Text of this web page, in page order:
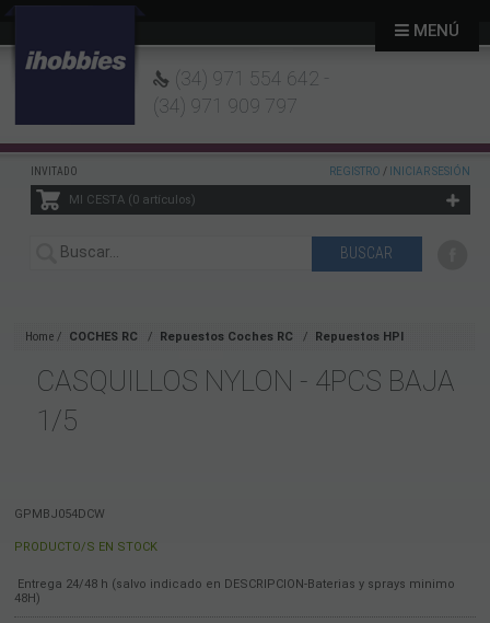
(34) 971 554 642 -
(34) 971 909 797
INVITADO REGISTRO / INICIAR SESIÓN
MI CESTA 0artículos
MENÚ
Home COCHES RC Repuestos Coches RC Repuestos HPI
CASQUILLOS NYLON - 4PCS BAJA
1/5
GPMBJ054DCW
PRODUCTO/S EN STOCK
Entrega 24/48 h (salvo indicado en DESCRIPCION-Baterias y sprays minimo
48H)